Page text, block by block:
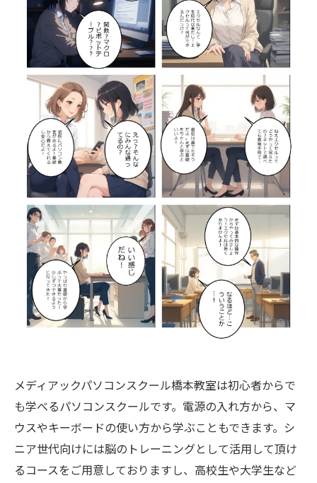
メディアックパソコンスクール橋本教室は初心者からで
も学べるパソコンスクールです。電源の入れ方から、マ
ウスやキーボードの使い方から学ぶこともできます。シ
ニア世代向けには脳のトレーニングとして活用して頂け
るコースをご用意しておりますし、高校生や大学生など